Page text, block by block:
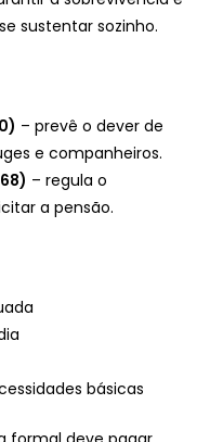
sustentar sozinho.
– prevê o dever de
e companheiros.
– regula o
a pensão.
básicas